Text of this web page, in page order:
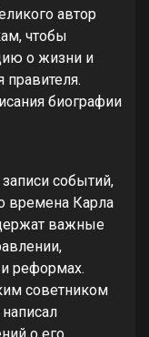
автор
чтобы
о жизни и
правителя.
биографии
событий,
времена Карла
важные
реформах.
советником